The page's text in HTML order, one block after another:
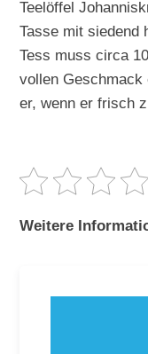
Teelöffel
Tasse mit siedend
Tess muss circa
vollen
er, wenn er frisch
Weitere